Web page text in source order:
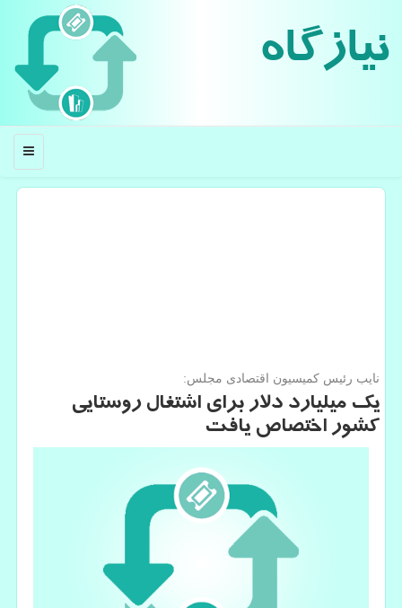
نیازگاه
منو
نایب رئیس كمیسیون اقتصادی مجلس:
یك میلیارد دلار برای اشتغال روستایی
كشور اختصاص یافت